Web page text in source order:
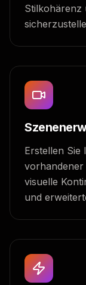
Stilkohärenz
Erstellen Sie
vorhandener
visuelle
und